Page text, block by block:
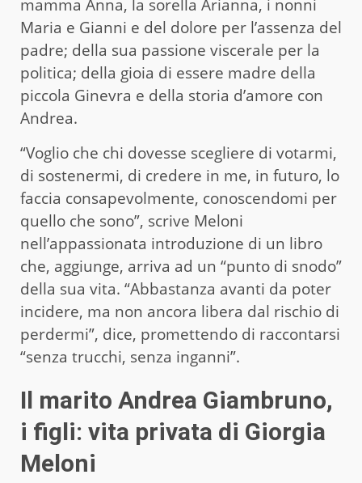
mamma Anna, la sorella Arianna, i nonni
Maria e Gianni e del dolore per l’assenza del
padre; della sua passione viscerale per la
politica; della gioia di essere madre della
piccola Ginevra e della storia d’amore con
Andrea.
“Voglio che chi dovesse scegliere di votarmi,
di sostenermi, di credere in me, in futuro, lo
faccia consapevolmente, conoscendomi per
quello che sono”, scrive Meloni
nell’appassionata introduzione di un libro
che, aggiunge, arriva ad un “punto di snodo”
della sua vita. “Abbastanza avanti da poter
incidere, ma non ancora libera dal rischio di
perdermi”, dice, promettendo di raccontarsi
“senza trucchi, senza inganni”.
Il marito Andrea Giambruno,
i figli: vita privata di Giorgia
Meloni